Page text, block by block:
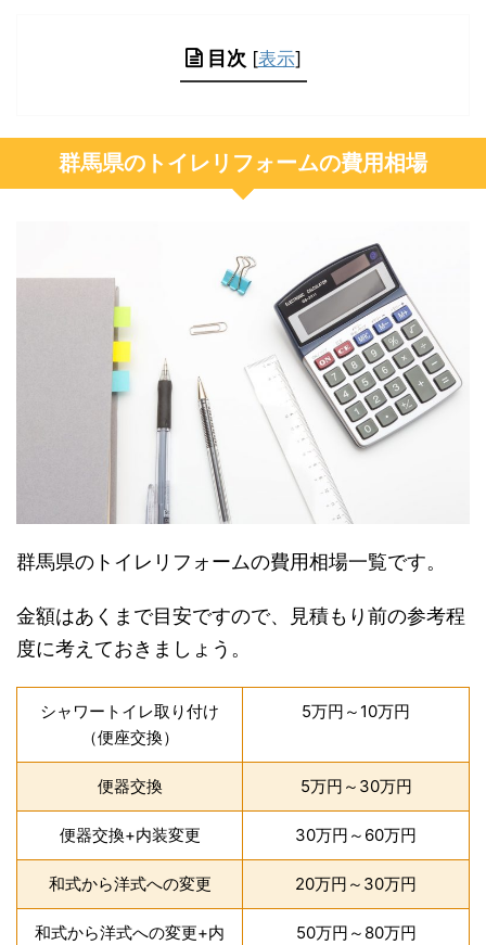
目次 [表示]
群馬県のトイレリフォームの費用相場
群馬県のトイレリフォームの費用相場一覧です。
金額はあくまで目安ですので、見積もり前の参考程
度に考えておきましょう。
シャワートイレ取り付け
（便座交換）
5万円～10万円
便器交換 5万円～30万円
便器交換+内装変更 30万円～60万円
和式から洋式への変更 20万円～30万円
和式から洋式への変更+内
50万円～80万円